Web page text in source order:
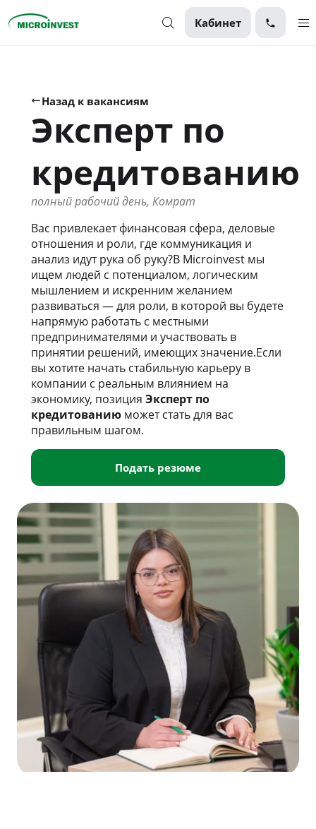
Кабинет
Для бизнеса
О компании
Назад к вакансиям
Эксперт по
кредитованию
полный рабочий день, Комрат
Вас привлекает финансовая сфера, деловые
отношения и роли, где коммуникация и
анализ идут рука об руку?В Microinvest мы
ищем людей с потенциалом, логическим
мышлением и искренним желанием
развиваться — для роли, в которой вы будете
напрямую работать с местными
предпринимателями и участвовать в
принятии решений, имеющих значение.Если
вы хотите начать стабильную карьеру в
компании с реальным влиянием на
экономику, позиция Эксперт по
кредитованию может стать для вас
правильным шагом.
Подать резюме